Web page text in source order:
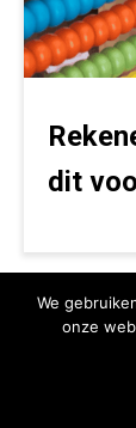
dit
We
onze